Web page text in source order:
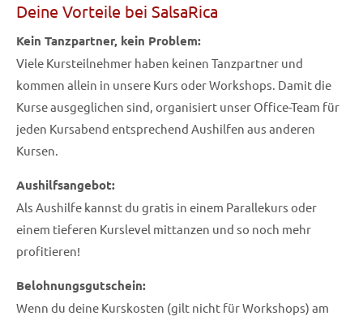
Vorname*
Email*
Deine Vorteile bei SalsaRica
Kein Tanzpartner, kein Problem:
Viele Kursteilnehmer haben keinen Tanzpartner und
kommen allein in unsere Kurs oder Workshops. Damit die
Kurse ausgeglichen sind, organisiert unser Office-Team für
jeden Kursabend entsprechend Aushilfen aus anderen
Kursen.
Aushilfsangebot:
Als Aushilfe kannst du gratis in einem Parallekurs oder
einem tieferen Kurslevel mittanzen und so noch mehr
profitieren!
Belohnungsgutschein:
Wenn du deine Kurskosten (gilt nicht für Workshops) am